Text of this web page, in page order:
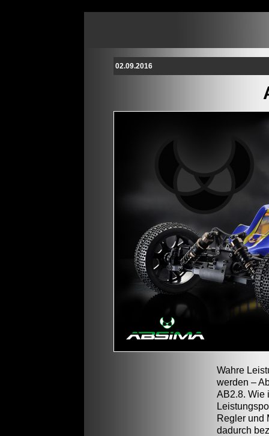
02.09.2016
Wahre
werden –
AB2.8. Wie
Regler und
dadurch